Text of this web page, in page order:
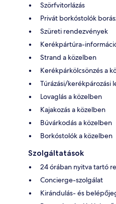
Szörfvitorlázás
Privát borkóstolók
Szüreti rendezvények
Kerékpártúra-
Strand a közelben
Kerékpárkölcsönzés a
Túrázási/kerékpározási
Lovaglás a közelben
Kajakozás a közelben
Búvárkodás a közelben
Borkóstolók a közelben
Szolgáltatások
24 órában nyitva tartó
Concierge-szolgálat
Kirándulás- és